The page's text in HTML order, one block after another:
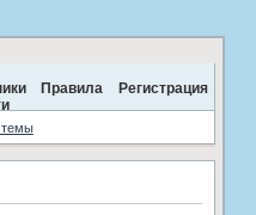
Правила
Регистрация
темы